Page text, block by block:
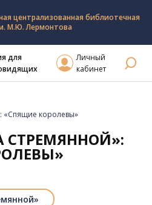
централизованная библиотечная
М.Ю. Лермонтова
для
Личный
кабинет
«Спящие королевы»
СТРЕМЯННОЙ»: